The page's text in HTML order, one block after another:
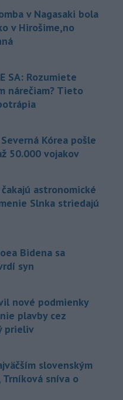
v Nagasaki bola
v Hirošime,no
SA: Rozumiete
nárečiam? Tieto
Kórea pošle
50.000 vojakov
astronomické
Slnka striedajú
Bidena sa
syn
nové podmienky
plavby cez
prieliv
slovenským
sníva o